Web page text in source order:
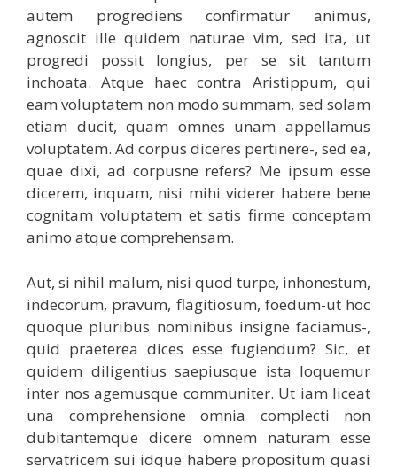
autem progrediens confirmatur animus,
agnoscit ille quidem naturae vim, sed ita, ut
progredi possit longius, per se sit tantum
inchoata. Atque haec contra Aristippum, qui
eam voluptatem non modo summam, sed solam
etiam ducit, quam omnes unam appellamus
voluptatem. Ad corpus diceres pertinere-, sed ea,
quae dixi, ad corpusne refers? Me ipsum esse
dicerem, inquam, nisi mihi viderer habere bene
cognitam voluptatem et satis firme conceptam
animo atque comprehensam.
Aut, si nihil malum, nisi quod turpe, inhonestum,
indecorum, pravum, flagitiosum, foedum-ut hoc
quoque pluribus nominibus insigne faciamus-,
quid praeterea dices esse fugiendum? Sic, et
quidem diligentius saepiusque ista loquemur
inter nos agemusque communiter. Ut iam liceat
una comprehensione omnia complecti non
dubitantemque dicere omnem naturam esse
servatricem sui idque habere propositum quasi